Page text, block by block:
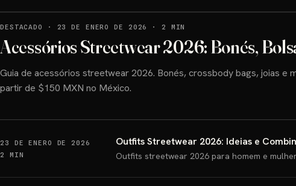
DESTACADO · 23 DE ENERO DE 2026 · 2 MIN
Acessórios Streetwear 2026: Bonés,
Guia de acessórios streetwear 2026. Bonés, crossbody bags, joias e
partir de $150 MXN no México.
23 DE ENERO DE 2026
2 MIN
Outfits Streetwear 2026: Ideias e
Outfits streetwear 2026 para homem e